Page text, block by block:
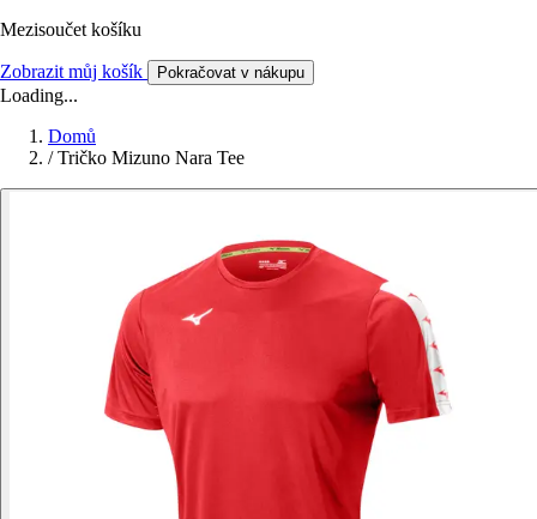
Mezisoučet košíku
Zobrazit můj košík Pokračovat v nákupu
Loading...
Domů
/ Tričko Mizuno Nara Tee